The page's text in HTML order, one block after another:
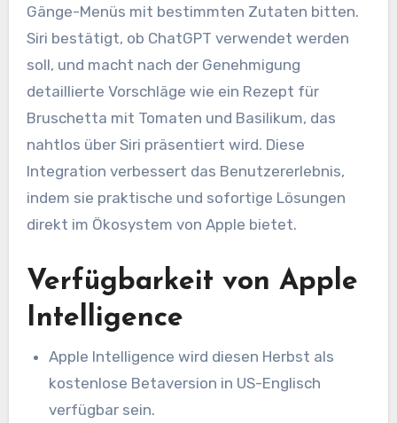
Gänge-Menüs mit bestimmten Zutaten bitten.
Siri bestätigt, ob ChatGPT verwendet werden
soll, und macht nach der Genehmigung
detaillierte Vorschläge wie ein Rezept für
Bruschetta mit Tomaten und Basilikum, das
nahtlos über Siri präsentiert wird. Diese
Integration verbessert das Benutzererlebnis,
indem sie praktische und sofortige Lösungen
direkt im Ökosystem von Apple bietet.
Verfügbarkeit von Apple
Intelligence
Apple Intelligence wird diesen Herbst als
kostenlose Betaversion in US-Englisch
verfügbar sein.